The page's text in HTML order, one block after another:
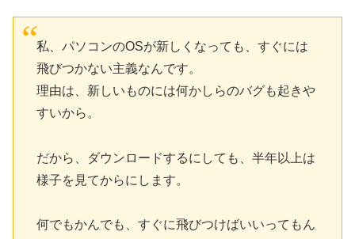
私、パソコンのOSが新しくなっても、すぐには
飛びつかない主義なんです。
理由は、新しいものには何かしらのバグも起きや
すいから。
だから、ダウンロードするにしても、半年以上は
様子を見てからにします。
何でもかんでも、すぐに飛びつけばいいってもん